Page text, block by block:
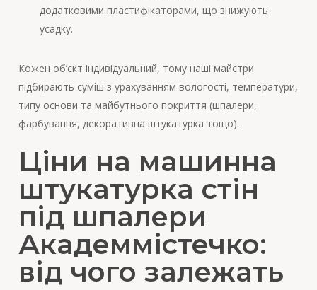
додатковими пластифікаторами, що знижують
усадку.
Кожен об’єкт індивідуальний, тому наші майстри
підбирають суміш з урахуванням вологості, температури,
типу основи та майбутнього покриття (шпалери,
фарбування, декоративна штукатурка тощо).
Ціни на машинна
штукатурка стін
під шпалери
Академмістечко:
від чого залежать